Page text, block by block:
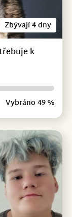
Zbývají 4 dny
k
Vybráno 49 %